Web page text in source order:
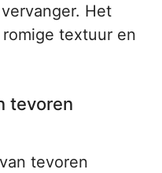
Het
textuur en
tevoren
tevoren